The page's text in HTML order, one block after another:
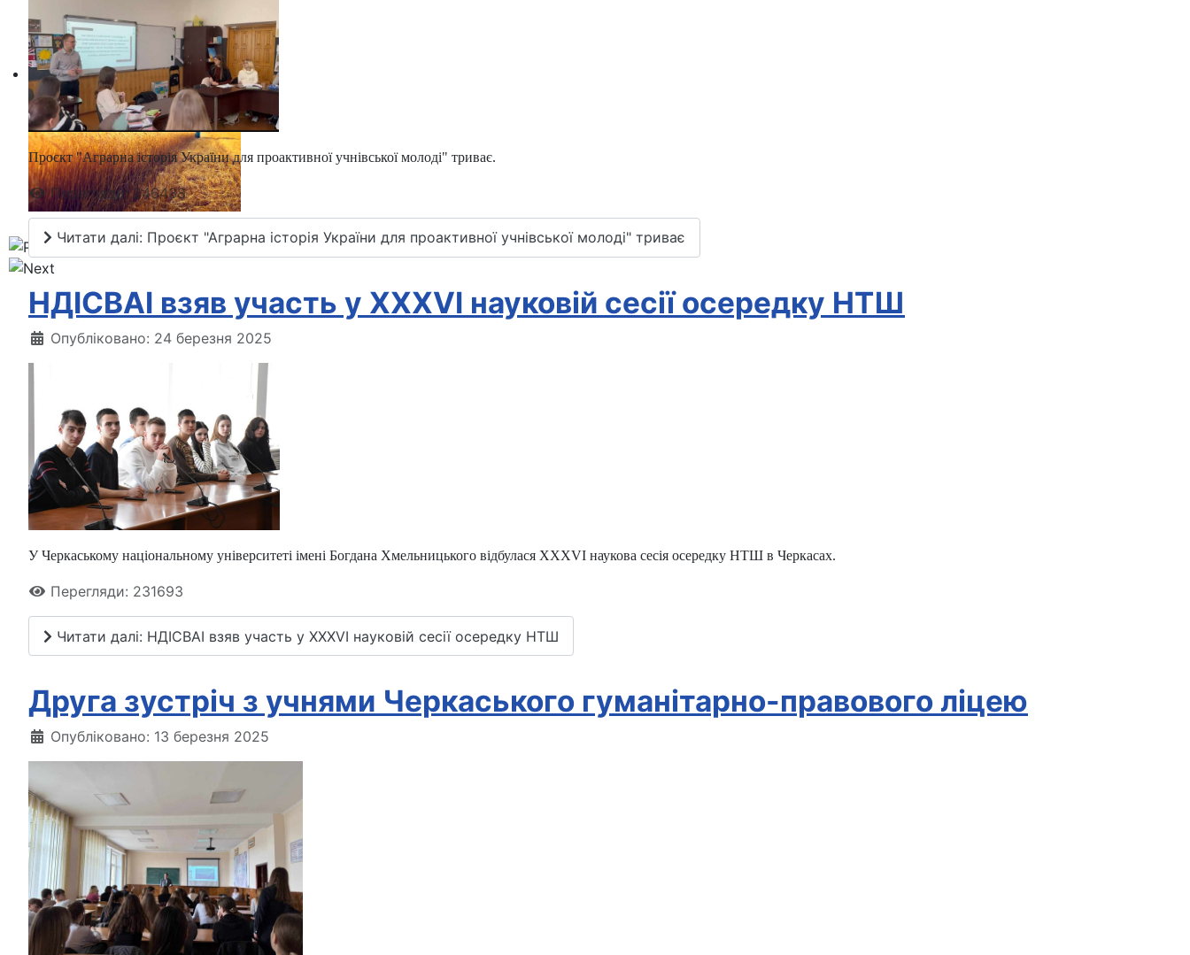
Проєкт "Аграрна історія України для проактивної учнівської молоді" триває.
Перегляди: 246438
Читати далі: Проєкт "Аграрна історія України для проактивної учнівської молоді" триває
НДІСВАІ взяв участь у XXXVІ науковій сесії осередку НТШ
Опубліковано: 24 березня 2025
У Черкаському національному університеті імені Богдана Хмельницького відбулася XXXVІ наукова сесія осередку НТШ в Черкасах.
Перегляди: 231693
Читати далі: НДІСВАІ взяв участь у XXXVІ науковій сесії осередку НТШ
Друга зустріч з учнями Черкаського гуманітарно-правового ліцею
Опубліковано: 13 березня 2025